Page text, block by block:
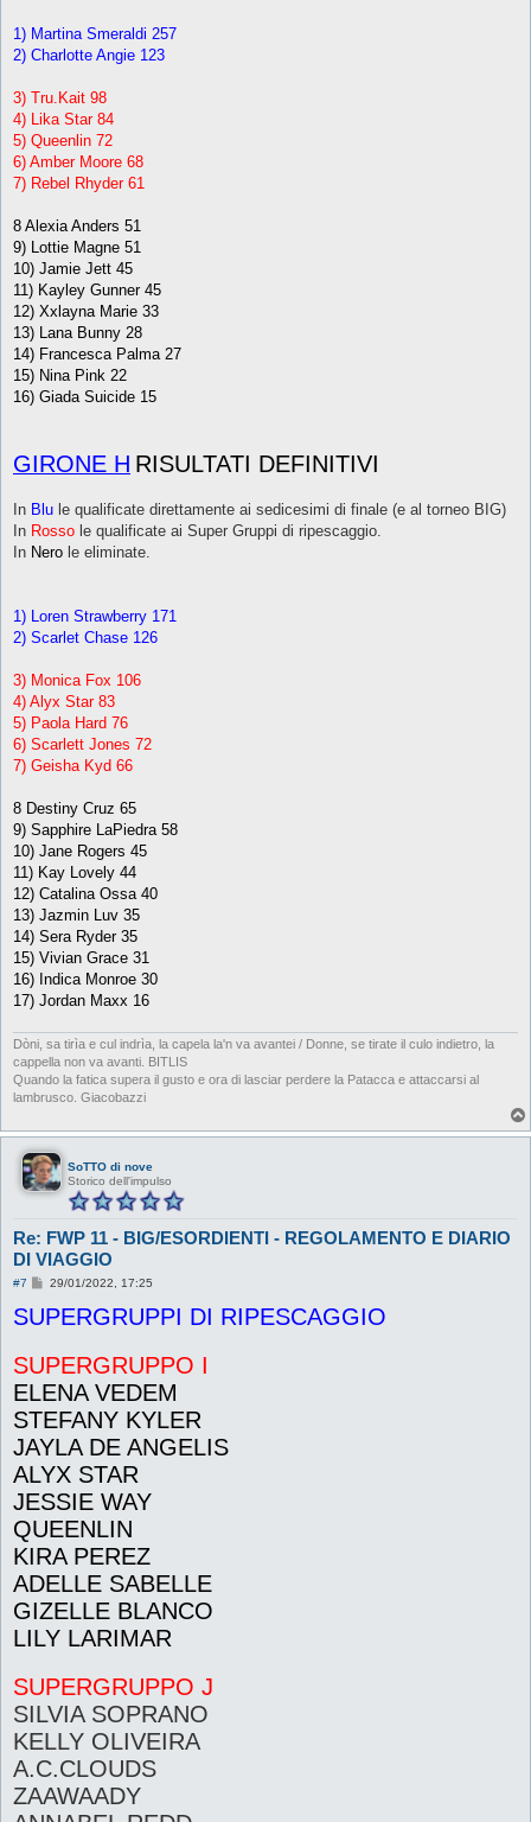
1) Martina Smeraldi 257
2) Charlotte Angie 123
3) Tru.Kait 98
4) Lika Star 84
5) Queenlin 72
6) Amber Moore 68
7) Rebel Rhyder 61
8 Alexia Anders 51
9) Lottie Magne 51
10) Jamie Jett 45
11) Kayley Gunner 45
12) Xxlayna Marie 33
13) Lana Bunny 28
14) Francesca Palma 27
15) Nina Pink 22
16) Giada Suicide 15
GIRONE H RISULTATI DEFINITIVI
In Blu le qualificate direttamente ai sedicesimi di finale (e al torneo BIG)
In Rosso le qualificate ai Super Gruppi di ripescaggio.
In Nero le eliminate.
1) Loren Strawberry 171
2) Scarlet Chase 126
3) Monica Fox 106
4) Alyx Star 83
5) Paola Hard 76
6) Scarlett Jones 72
7) Geisha Kyd 66
8 Destiny Cruz 65
9) Sapphire LaPiedra 58
10) Jane Rogers 45
11) Kay Lovely 44
12) Catalina Ossa 40
13) Jazmin Luv 35
14) Sera Ryder 35
15) Vivian Grace 31
16) Indica Monroe 30
17) Jordan Maxx 16
Dòni, sa tirìa e cul indrìa, la capela la'n va avantei / Donne, se tirate il culo indietro, la
cappella non va avanti. BITLIS
Quando la fatica supera il gusto e ora di lasciar perdere la Patacca e attaccarsi al
lambrusco. Giacobazzi
SoTTO di nove
Storico dell'impulso
Re: FWP 11 - BIG/ESORDIENTI - REGOLAMENTO E DIARIO
DI VIAGGIO
#7
M
s
s
g
o
29/01/2022, 17:25
SUPERGRUPPI DI RIPESCAGGIO
SUPERGRUPPO I
ELENA VEDEM
STEFANY KYLER
JAYLA DE ANGELIS
ALYX STAR
JESSIE WAY
QUEENLIN
KIRA PEREZ
ADELLE SABELLE
GIZELLE BLANCO
LILY LARIMAR
SUPERGRUPPO J
SILVIA SOPRANO
KELLY OLIVEIRA
A.C.CLOUDS
ZAAWAADY